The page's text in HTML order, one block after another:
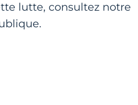
lutte, consultez notre